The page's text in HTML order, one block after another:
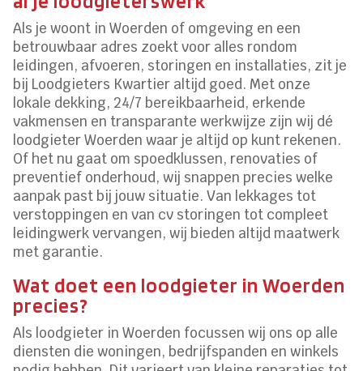
Als je woont in Woerden of omgeving en een
betrouwbaar adres zoekt voor alles rondom
leidingen, afvoeren, storingen en installaties, zit je
bij Loodgieters Kwartier altijd goed. Met onze
lokale dekking, 24/7 bereikbaarheid, erkende
vakmensen en transparante werkwijze zijn wij dé
loodgieter Woerden waar je altijd op kunt rekenen.
Of het nu gaat om spoedklussen, renovaties of
preventief onderhoud, wij snappen precies welke
aanpak past bij jouw situatie. Van lekkages tot
verstoppingen en van cv storingen tot compleet
leidingwerk vervangen, wij bieden altijd maatwerk
met garantie.
Wat doet een loodgieter in Woerden
precies?
Als loodgieter in Woerden focussen wij ons op alle
diensten die woningen, bedrijfspanden en winkels